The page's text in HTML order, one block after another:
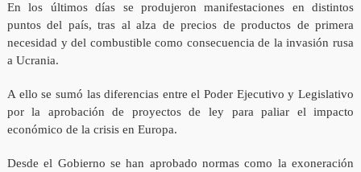
En los últimos días se produjeron manifestaciones en distintos
puntos del país, tras al alza de precios de productos de primera
necesidad y del combustible como consecuencia de la invasión rusa
a Ucrania.
A ello se sumó las diferencias entre el Poder Ejecutivo y Legislativo
por la aprobación de proyectos de ley para paliar el impacto
económico de la crisis en Europa.
Desde el Gobierno se han aprobado normas como la exoneración